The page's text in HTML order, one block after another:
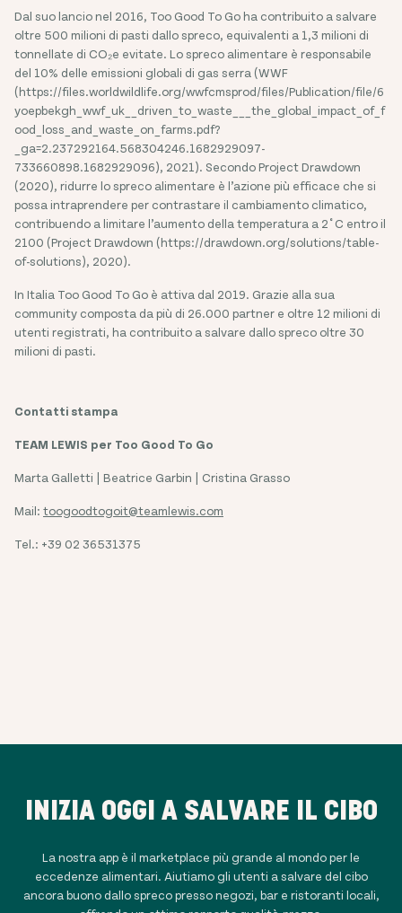
Dal suo lancio nel 2016, Too Good To Go ha contribuito a salvare
oltre 500 milioni di pasti dallo spreco, equivalenti a 1,3 milioni di
tonnellate di CO₂e evitate. Lo spreco alimentare è responsabile
del 10% delle emissioni globali di gas serra (WWF
(https://files.worldwildlife.org/wwfcmsprod/files/Publication/file/6
yoepbekgh_wwf_uk__driven_to_waste___the_global_impact_of_f
ood_loss_and_waste_on_farms.pdf?
_ga=2.237292164.568304246.1682929097-
733660898.1682929096), 2021). Secondo Project Drawdown
(2020), ridurre lo spreco alimentare è l’azione più efficace che si
possa intraprendere per contrastare il cambiamento climatico,
contribuendo a limitare l’aumento della temperatura a 2˚C entro il
2100 (Project Drawdown (https://drawdown.org/solutions/table-
of-solutions), 2020).
In Italia Too Good To Go è attiva dal 2019. Grazie alla sua
community composta da più di 26.000 partner e oltre 12 milioni di
utenti registrati, ha contribuito a salvare dallo spreco oltre 30
milioni di pasti.
Contatti stampa
TEAM LEWIS per Too Good To Go
Marta Galletti | Beatrice Garbin | Cristina Grasso
Mail: toogoodtogoit@teamlewis.com
Tel.: +39 02 36531375
INIZIA OGGI A SALVARE IL CIBO
La nostra app è il marketplace più grande al mondo per le
eccedenze alimentari. Aiutiamo gli utenti a salvare del cibo
ancora buono dallo spreco presso negozi, bar e ristoranti locali,